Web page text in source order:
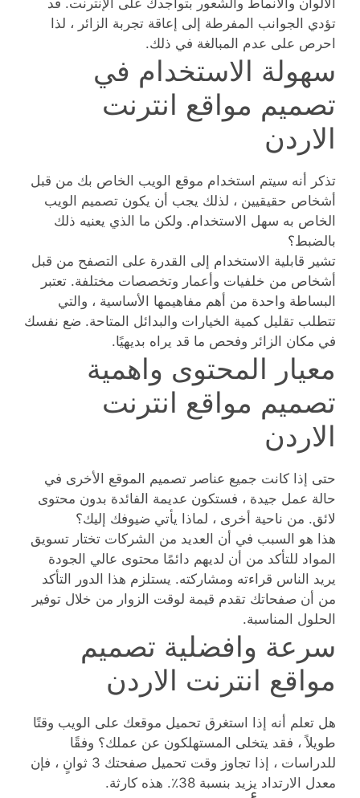
الألوان والأنماط والشعور بتواجدك على الإنترنت. قد
تؤدي الجوانب المفرطة إلى إعاقة تجربة الزائر ، لذا
احرص على عدم المبالغة في ذلك.
سهولة الاستخدام في
تصميم مواقع انترنت
الاردن
تذكر أنه سيتم استخدام موقع الويب الخاص بك من قبل
أشخاص حقيقيين ، لذلك يجب أن يكون تصميم الويب
الخاص به سهل الاستخدام. ولكن ما الذي يعنيه ذلك
بالضبط؟
تشير قابلية الاستخدام إلى القدرة على التصفح من قبل
أشخاص من خلفيات وأعمار وتخصصات مختلفة. تعتبر
البساطة واحدة من أهم مفاهيمها الأساسية ، والتي
تتطلب تقليل كمية الخيارات والبدائل المتاحة. ضع نفسك
في مكان الزائر وفحص ما قد يراه بديهيًا.
معيار المحتوى واهمية
تصميم مواقع انترنت
الاردن
حتى إذا كانت جميع عناصر تصميم الموقع الأخرى في
حالة عمل جيدة ، فستكون عديمة الفائدة بدون محتوى
لائق. من ناحية أخرى ، لماذا يأتي ضيوفك إليك؟
هذا هو السبب في أن العديد من الشركات تختار تسويق
المواد للتأكد من أن لديهم دائمًا محتوى عالي الجودة
يريد الناس قراءته ومشاركته. يستلزم هذا الدور التأكد
من أن صفحاتك تقدم قيمة لوقت الزوار من خلال توفير
الحلول المناسبة.
سرعة وافضلية تصميم
مواقع انترنت الاردن
هل تعلم أنه إذا استغرق تحميل موقعك على الويب وقتًا
طويلاً ، فقد يتخلى المستهلكون عن عملك؟ وفقًا
للدراسات ، إذا تجاوز وقت تحميل صفحتك 3 ثوانٍ ، فإن
معدل الارتداد يزيد بنسبة 38٪. هذه كارثة.